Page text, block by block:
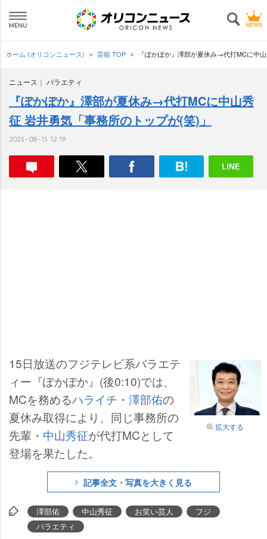
ホーム (オリコンニュース) 芸能 TOP 『ぽかぽか』澤部が夏休み→代打MCに中
ニュース バラエティ
『ぽかぽか』澤部が夏休み→代打MCに中山秀
征 岩井勇気「事務所のトップが(笑)」
2025-08-15 12:19
拡大する
15日放送のフジテレビ系バラエテ
ィー『ぽかぽか』(後0:10)では、
MCを務めるハライチ ・ 澤部佑の
夏休み取得により、同じ事務所の
先輩・ 中山秀征が代打MCとして
登場を果たした。
記事全文・写真を大きく見る
澤部佑 中山秀征 お笑い芸人
フジ
バラエティ